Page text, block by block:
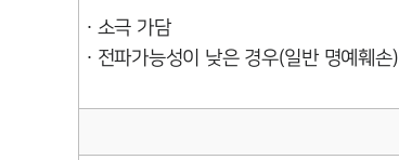
∙ 소극 가담
∙ 전파가능성이 낮은 경우(일반 명예훼손)